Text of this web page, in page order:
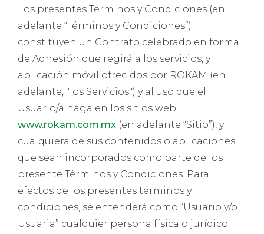
Los presentes Términos y Condiciones (en
adelante “Términos y Condiciones”)
constituyen un Contrato celebrado en forma
de Adhesión que regirá a los servicios, y
aplicación móvil ofrecidos por ROKAM (en
adelante, "los Servicios") y al uso que el
Usuario/a haga en los sitios web
www.rokam.com.mx (en adelante “Sitio”), y
cualquiera de sus contenidos o aplicaciones,
que sean incorporados como parte de los
presente Términos y Condiciones. Para
efectos de los presentes términos y
condiciones, se entenderá como “Usuario y/o
Usuaria” cualquier persona física o jurídico